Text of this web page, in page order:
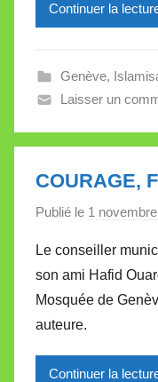
Continuer la
Genève,
Laisser un
COURAGE,
Publié le 1
Le conseiller
son ami Hafid
Mosquée de
auteure.
Continuer la